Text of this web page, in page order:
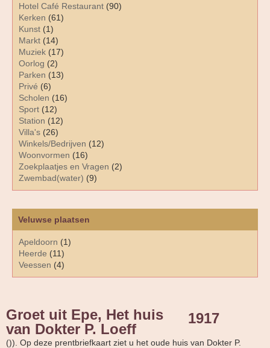
Hotel Café Restaurant (90)
Kerken (61)
Kunst (1)
Markt (14)
Muziek (17)
Oorlog (2)
Parken (13)
Privé (6)
Scholen (16)
Sport (12)
Station (12)
Villa's (26)
Winkels/Bedrijven (12)
Woonvormen (16)
Zoekplaatjes en Vragen (2)
Zwembad(water) (9)
Veluwse plaatsen
Apeldoorn (1)
Heerde (11)
Veessen (4)
Groet uit Epe, Het huis
van Dokter P. Loeff
1917
()). Op deze prentbriefkaart ziet u het oude huis van Dokter P.